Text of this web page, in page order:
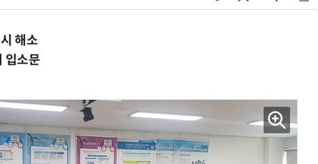
해소
입소문
로벌 협력 속도
[르포]아이들이 직접 첨단 전자현미
경 다루며 과학원리 체득...과학체험
제공 '주니어닥터' 현장